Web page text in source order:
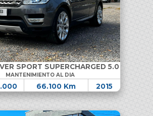
SPORT SUPERCHARGED 5.0
MANTENIMIENTO AL DIA
66.100 Km 2015